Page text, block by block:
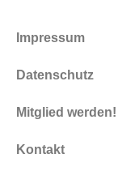
Impressum
Datenschutz
Mitglied werden!
Kontakt